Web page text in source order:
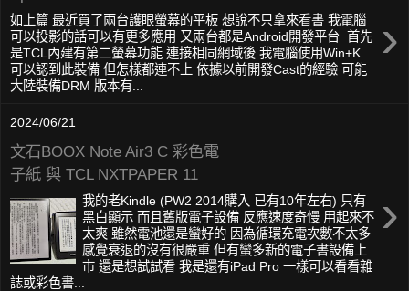
›
如上篇 最近買了兩台護眼螢幕的平板 想說不只拿來看書 我電腦
可以投影的話可以有更多應用 又兩台都是Android開發平台 首先
是TCL內建有第二螢幕功能 連接相同網域後 我電腦使用Win+K
可以認到此裝備 但怎樣都連不上 依據以前開發Cast的經驗 可能
大陸裝備DRM 版本有...
2024/06/21
文石BOOX Note Air3 C 彩色電
子紙 與 TCL NXTPAPER 11
›
我的老Kindle (PW2 2014購入 已有10年左右) 只有
黑白顯示 而且舊版電子設備 反應速度奇慢 用起來不
太爽 雖然電池還是蠻好的 因為循環充電次數不太多
感覺衰退的沒有很嚴重 但有蠻多新的電子書設備上
市 還是想試試看 我是還有iPad Pro 一樣可以看看雜
誌或彩色書...